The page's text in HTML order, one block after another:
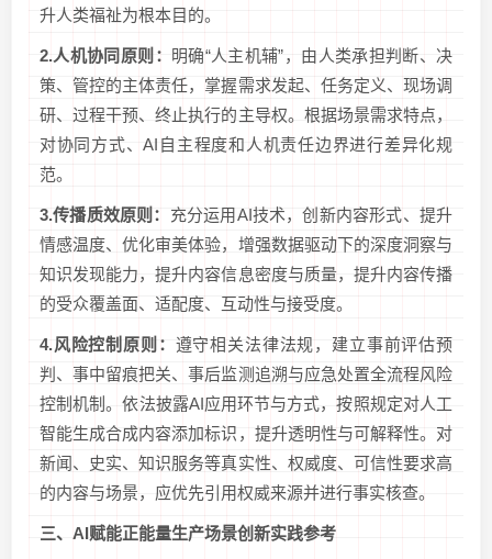
升人类福祉为根本目的。
2.人机协同原则 ：
明确“人主机辅”，由人类承担判断、决
策、管控的主体责任，掌握需求发起、任务定义、现场调
研、过程干预、终止执行的主导权。根据场景需求特点，
对协同方式、AI自主程度和人机责任边界进行差异化规
范。
3.传播质效原则： 充分运用AI技术，创新内容形式、提升
情感温度、优化审美体验，增强数据驱动下的深度洞察与
知识发现能力，提升内容信息密度与质量，提升内容传播
的受众覆盖面、适配度、互动性与接受度。
4.风险控制原则： 遵守相关法律法规，建立事前评估预
判、事中留痕把关、事后监测追溯与应急处置全流程风险
控制机制。依法披露AI应用环节与方式，按照规定对人工
智能生成合成内容添加标识，提升透明性与可解释性。对
新闻、史实、知识服务等真实性、权威度、可信性要求高
的内容与场景，应优先引用权威来源并进行事实核查。
三、 AI赋能正能量生产场景创新实践参考